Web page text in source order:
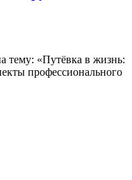
тему: «Путёвка в жизнь:
профессионального